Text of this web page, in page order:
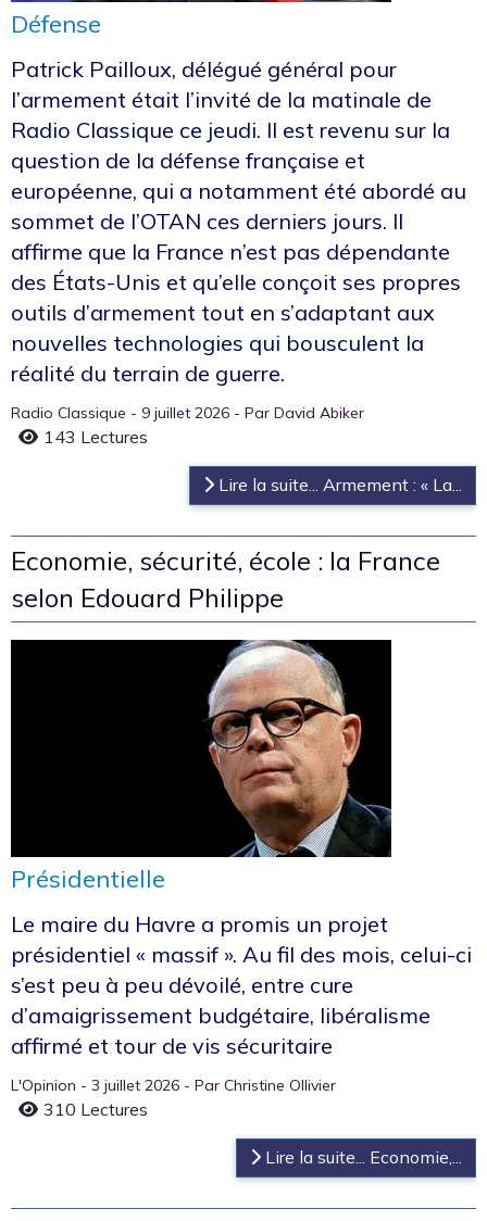
Défense
Patrick Pailloux, délégué général pour
l’armement était l’invité de la matinale de
Radio Classique ce jeudi. Il est revenu sur la
question de la défense française et
européenne, qui a notamment été abordé au
sommet de l’OTAN ces derniers jours. Il
affirme que la France n’est pas dépendante
des États-Unis et qu’elle conçoit ses propres
outils d’armement tout en s’adaptant aux
nouvelles technologies qui bousculent la
réalité du terrain de guerre.
Radio Classique - 9 juillet 2026 - Par David Abiker
143 Lectures
Lire la suite... Armement : « La...
Economie, sécurité, école : la France
selon Edouard Philippe
Présidentielle
Le maire du Havre a promis un projet
présidentiel « massif ». Au fil des mois, celui-ci
s’est peu à peu dévoilé, entre cure
d’amaigrissement budgétaire, libéralisme
affirmé et tour de vis sécuritaire
L'Opinion - 3 juillet 2026 - Par Christine Ollivier
310 Lectures
Lire la suite... Economie,...